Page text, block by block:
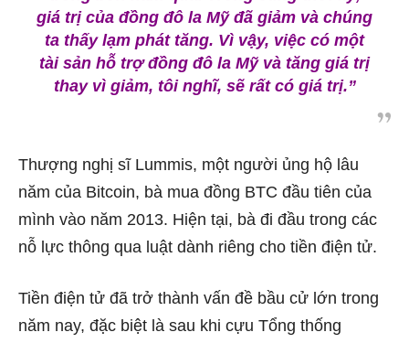
giá trị của đồng đô la Mỹ đã giảm và chúng
ta thấy lạm phát tăng. Vì vậy, việc có một
tài sản hỗ trợ đồng đô la Mỹ và tăng giá trị
thay vì giảm, tôi nghĩ, sẽ rất có giá trị.”
Thượng nghị sĩ Lummis, một người ủng hộ lâu
năm của Bitcoin, bà mua đồng BTC đầu tiên của
mình vào năm 2013. Hiện tại, bà đi đầu trong các
nỗ lực thông qua luật dành riêng cho tiền điện tử.
Tiền điện tử đã trở thành vấn đề bầu cử lớn trong
năm nay, đặc biệt là sau khi cựu Tổng thống